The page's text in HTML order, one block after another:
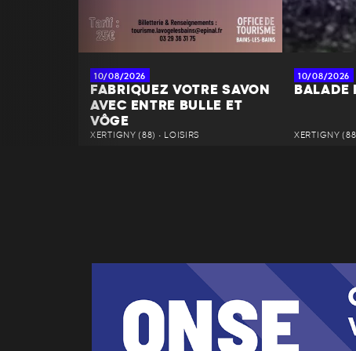
10/08/2026
FABRIQUEZ VOTRE SAVON
AVEC ENTRE BULLE ET
VÔGE
XERTIGNY (88) • LOISIRS
10/08/2026
BALADE
XERTIGNY